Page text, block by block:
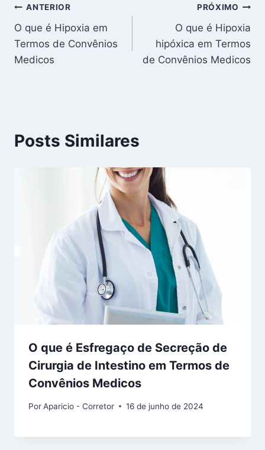
Navegação
de
Post
ANTERIOR
O que é Hipoxia em
Termos de Convênios
Medicos
PRÓXIMO
O que é Hipoxia
hipóxica em Termos
de Convênios Medicos
Posts Similares
O que é Esfregaço de Secreção de
Cirurgia de Intestino em Termos de
Convênios Medicos
PorAparicio - Corretor 16 de junho de 2024